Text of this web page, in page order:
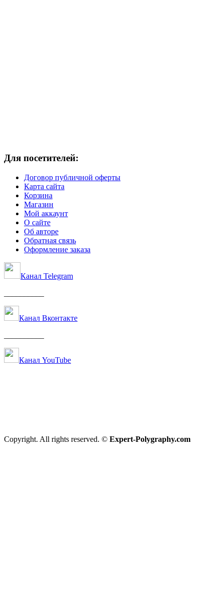
Для посетителей:
Договор публичной оферты
Карта сайта
Корзина
Магазин
Мой аккаунт
О сайте
Об авторе
Обратная связь
Оформление заказа
Канал Telegram
Канал Вконтакте
Канал YouTube
Copyright. All rights reserved. © Expert-Polygraphy.com